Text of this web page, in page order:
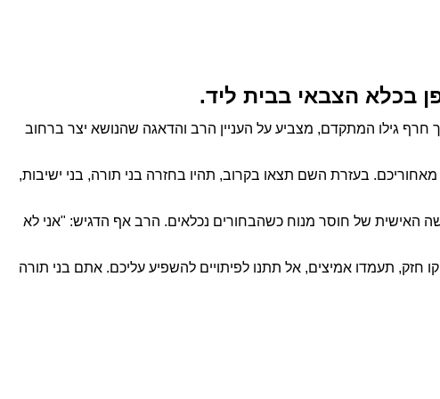
חרף גילו המתקדם, מצביע על העניין הרב והדאגה שהנושא יצר ברחוב
בעזרת השם תצאו בקרוב, תהיו בחזרה בני תורה, בני ישיבות,
האישית של חוסר מנוח כשהבחורים נכלאים. הרב אף הדגיש: "אני לא
חזק, תעמדו אמיצים, אל תתנו לפיתויים להשפיע עליכם. אתם בני תורה